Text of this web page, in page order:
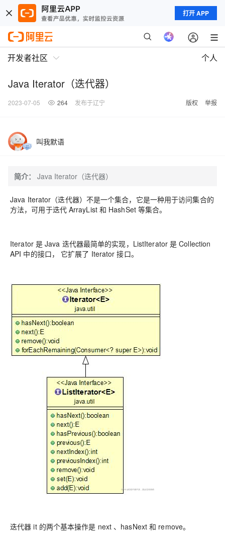
打开 APP
开发者社区 个人
Java Iterator（迭代器）
2023-07-05 264 发布于辽宁 版权 举报
叫我默语
简介： Java Iterator（迭代器）
Java Iterator（迭代器）不是一个集合，它是一种用于访问集合的
方法，可用于迭代 ArrayList 和 HashSet 等集合。
Iterator 是 Java 迭代器最简单的实现，ListIterator 是 Collection
API 中的接口， 它扩展了 Iterator 接口。
迭代器 it 的两个基本操作是 next 、hasNext 和 remove。